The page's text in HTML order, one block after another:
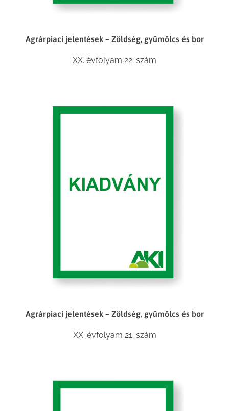
Agrárpiaci jelentések – Zöldség, gyümölcs és bor
XX. évfolyam 22. szám
Agrárpiaci jelentések – Zöldség, gyümölcs és bor
XX. évfolyam 21. szám